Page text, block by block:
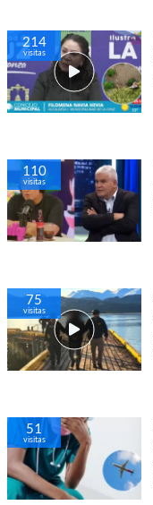
214
visitas
110
visitas
75
visitas
51
visitas